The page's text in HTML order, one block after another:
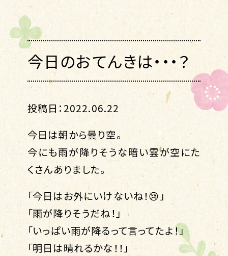
今日のおてんきは・・・？
投稿日：2022.06.22
今日は朝から曇り空。
今にも雨が降りそうな暗い雲が空にた
くさんありました。
「今日はお外にいけないね！😢」
「雨が降りそうだね！」
「いっぱい雨が降るって言ってたよ！」
「明日は晴れるかな！！」